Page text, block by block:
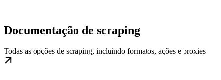
Documentação de scraping
Todas as opções de scraping, incluindo formatos, ações e proxies